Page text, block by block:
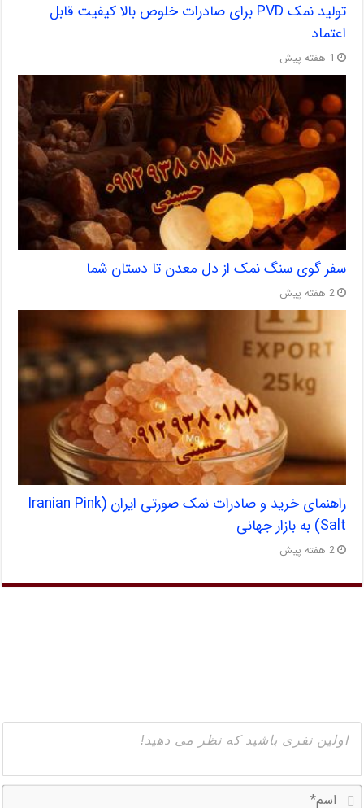
تولید نمک PVD برای صادرات خلوص بالا کیفیت قابل
اعتماد
1 هفته پیش
سفر گوی سنگ نمک از دل معدن تا دستان شما
2 هفته پیش
راهنمای خرید و صادرات نمک صورتی ایران (Iranian Pink
Salt) به بازار جهانی
2 هفته پیش